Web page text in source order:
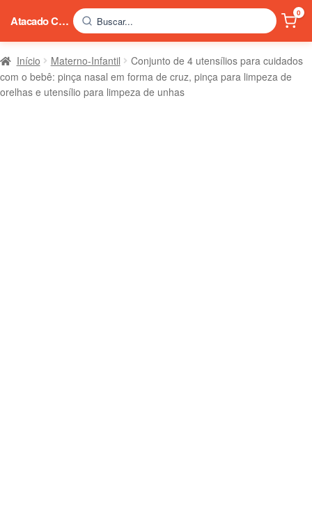
Início Materno-Infantil
Conjunto de 4 utensílios para cuidados
com o bebê: pinça nasal em forma de cruz, pinça para limpeza de
orelhas e utensílio para limpeza de unhas
Atacado China Buscar...
0